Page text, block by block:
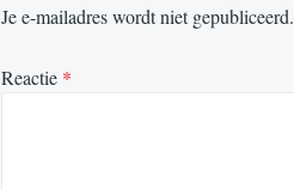
Je e-mailadres wordt niet gepubliceerd.
Reactie *